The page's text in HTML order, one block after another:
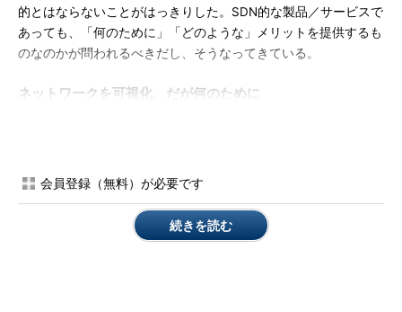
的とはならないことがはっきりした。SDN的な製品／サービスで
あっても、「何のために」「どのような」メリットを提供するも
のなのかが問われるべきだし、そうなってきている。
ネットワークを可視化、だが何のために
歩きしやすい。そこで、個々の製品について、何を目的にどのよ
うな機能を提供しているのかを、確認してみる必要がある。
会員登録（無料）が必要です
続きを読む